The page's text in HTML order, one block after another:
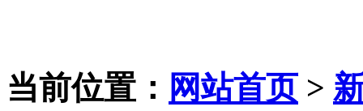
当前位置： 网站首页>